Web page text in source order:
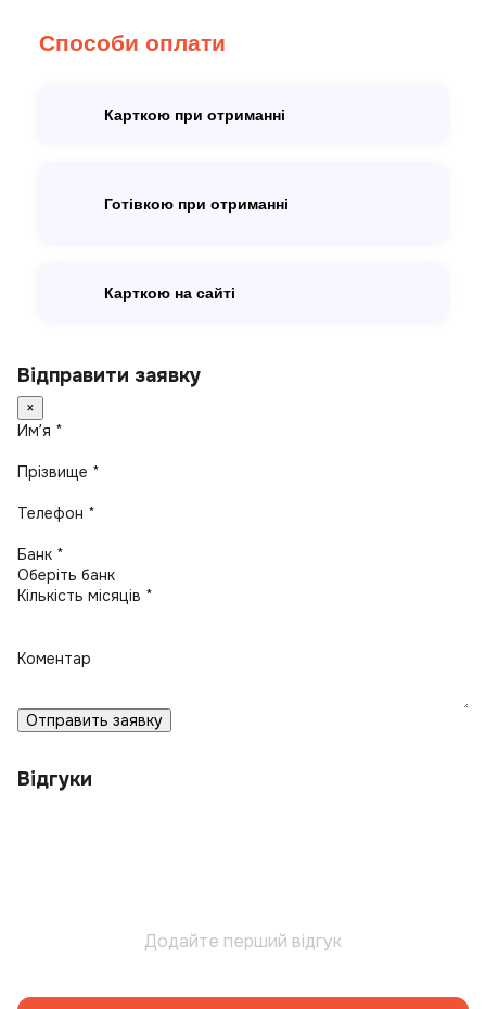
Способи оплати
Карткою при отриманні
Готівкою при отриманні
Карткою на сайті
Відправити заявку
×
Имʼя *
Прізвище *
Телефон *
Банк *
Кількість місяців *
Коментар
Отправить заявку
Відгуки
Додайте перший відгук